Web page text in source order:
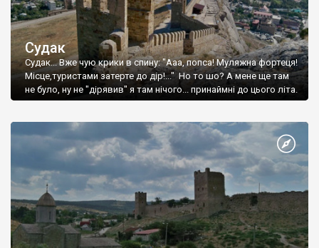
Судак
Судак... Вже чую крики в спину: "Ааа, попса! Муляжна фортеця!
Місце,туристами затерте до дір!..." Но то шо? А мене ще там
не було, ну не "дірявив" я там нічого... принаймні до цього літа.